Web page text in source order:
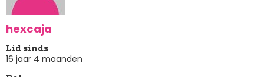
hexcaja
Lid sinds
16 jaar 4 maanden